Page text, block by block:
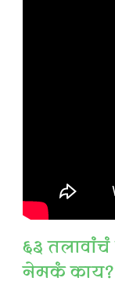
६३
नेमकं काय?